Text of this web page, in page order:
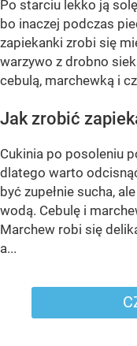
Po starciu lekko ją
bo inaczej podczas
zapiekanki zrobi się
warzywo z drobno
cebulą, marchewką i
Jak zrobić
Cukinia po posoleniu
dlatego warto
być zupełnie sucha,
wodą. Cebulę i
Marchew robi się
a...